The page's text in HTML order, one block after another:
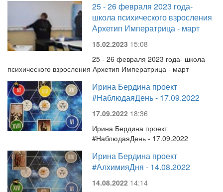
25 - 26 февраля 2023 года-
школа психического взросления
Архетип Императрица - март
15.02.2023 15:08
25 - 26 февраля 2023 года- школа
психического взросления Архетип Императрица - март
Ирина Бердина проект
#НаблюдаяДень - 17.09.2022
17.09.2022 18:36
Ирина Бердина проект
#НаблюдаяДень - 17.09.2022
Ирина Бердина проект
#АлхимияДня - 14.08.2022
14.08.2022 14:14